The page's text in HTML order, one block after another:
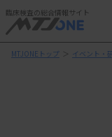
臨床検査の総合情報サイト
MTJONEトップ ＞ イベント・